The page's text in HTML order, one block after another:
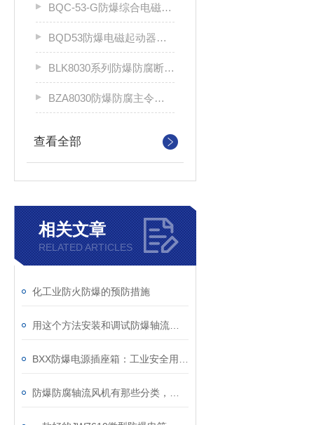
BQC-53-G防爆综合电磁起动器
BQD53防爆电磁起动器（Ⅱ B、Ⅱ C）
BLK8030系列防爆防腐断路器
BZA8030防爆防腐主令控制器
查看全部
相关文章
RELATED ARTICLES
化工业防火防爆的预防措施